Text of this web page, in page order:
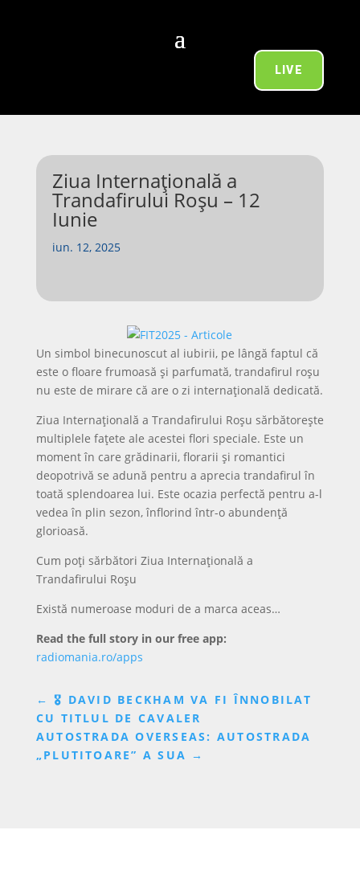
LIVE
Ziua Internațională a
Trandafirului Roșu – 12
Iunie
iun. 12, 2025
Un simbol binecunoscut al iubirii, pe lângă faptul că
este o floare frumoasă și parfumată, trandafirul roșu
nu este de mirare că are o zi internațională dedicată.
Ziua Internațională a Trandafirului Roșu sărbătorește
multiplele fațete ale acestei flori speciale. Este un
moment în care grădinarii, florarii și romantici
deopotrivă se adună pentru a aprecia trandafirul în
toată splendoarea lui. Este ocazia perfectă pentru a-l
vedea în plin sezon, înflorind într-o abundență
glorioasă.
Cum poți sărbători Ziua Internațională a
Trandafirului Roșu
Există numeroase moduri de a marca aceas…
Read the full story in our free app:
radiomania.ro/apps
←🎖️ DAVID BECKHAM VA FI ÎNNOBILAT
CU TITLUL DE CAVALER
AUTOSTRADA OVERSEAS: AUTOSTRADA
„PLUTITOARE” A SUA →